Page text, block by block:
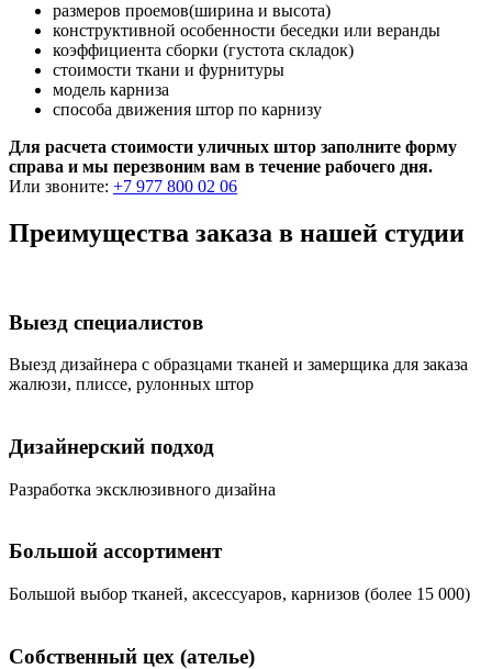
размеров проемов(ширина и высота)
конструктивной особенности беседки или веранды
коэффициента сборки (густота складок)
стоимости ткани и фурнитуры
модель карниза
способа движения штор по карнизу
Для расчета стоимости уличных штор заполните форму
справа и мы перезвоним вам в течение рабочего дня.
Или звоните: +7 977 800 02 06
Преимущества заказа в нашей студии
Выезд специалистов
Bыезд дизайнера с образцами тканей и замерщика для заказа
жалюзи, плиссе, рулонных штор
Дизайнерский подход
Разработка эксклюзивного дизайна
Большой ассортимент
Большой выбор тканей, аксессуаров, карнизов (более 15 000)
Собственный цех (ателье)